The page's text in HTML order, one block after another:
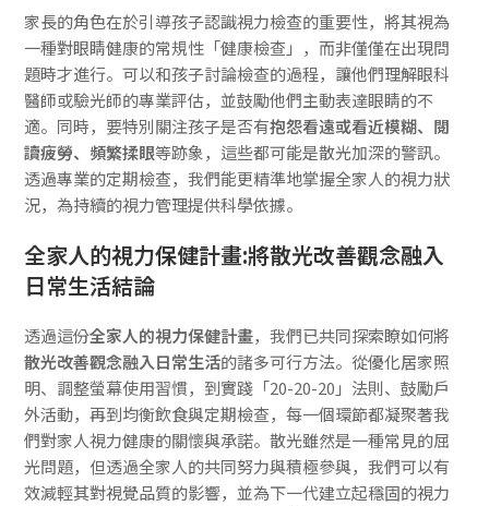
家長的角色在於引導孩子認識視力檢查的重要性，將其視為
一種對眼睛健康的常規性「健康檢查」，而非僅僅在出現問
題時才進行。可以和孩子討論檢查的過程，讓他們理解眼科
醫師或驗光師的專業評估，並鼓勵他們主動表達眼睛的不
適。同時，要特別關注孩子是否有抱怨看遠或看近模糊、閱
讀疲勞、頻繁揉眼等跡象，這些都可能是散光加深的警訊。
透過專業的定期檢查，我們能更精準地掌握全家人的視力狀
況，為持續的視力管理提供科學依據。
全家人的視力保健計畫:將散光改善觀念融入
日常生活結論
透過這份全家人的視力保健計畫，我們已共同探索瞭如何將
散光改善觀念融入日常生活的諸多可行方法。從優化居家照
明、調整螢幕使用習慣，到實踐「20-20-20」法則、鼓勵戶
外活動，再到均衡飲食與定期檢查，每一個環節都凝聚著我
們對家人視力健康的關懷與承諾。散光雖然是一種常見的屈
光問題，但透過全家人的共同努力與積極參與，我們可以有
效減輕其對視覺品質的影響，並為下一代建立起穩固的視力